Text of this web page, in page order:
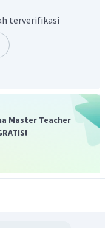
terverifikasi
Master Teacher